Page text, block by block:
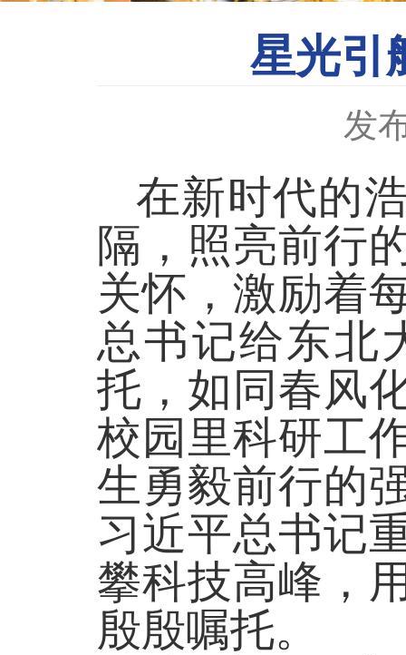
星光引
发
在新时代的
隔，照亮前行
关怀，激励着
总书记给东北
托，如同春风
校园里科研工
生勇毅前行的
习近平总书记
攀科技高峰，
殷殷嘱托。